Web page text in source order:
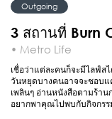
Outgoing
3 สถานที่ Burn
• Metro Life
เชื่อว่าแต่ละคนก็จะมีไลฟ์ส
วันหยุดบางคนอาจจะชอบแ
เพลินๆ อ่านหนังสือตามร้าน
อยากพาคุณไปพบกับกิจกรร